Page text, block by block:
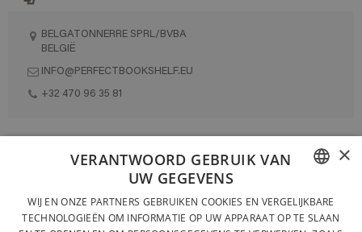
BELGATONNERRE SPRL/BVBA
BELGIË
INFO@PERFECTBOOKSHELF.EU
+32 470 96 35 81
VOLLEDIG ONTWORPEN EN GEPRODUCEERD IN BELGIË
PRIVACYBELEID
FRENCH
DUTCH
×
VERANTWOORD GEBRUIK VAN
UW GEGEVENS
WIJ EN ONZE PARTNERS GEBRUIKEN COOKIES EN VERGELIJKBARE
TECHNOLOGIEËN OM INFORMATIE OP UW APPARAAT OP TE SLAAN